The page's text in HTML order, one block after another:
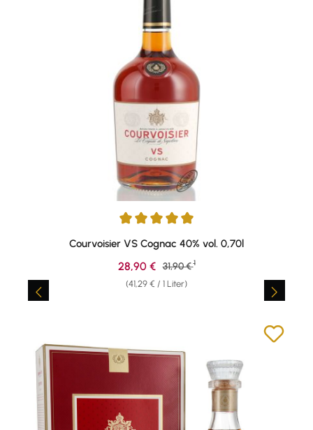
Durchschnittliche Bewertung von 4.89 von 5 Sternen
Courvoisier VS Cognac 40% vol. 0,70l
(41,29 € / 1 Liter)
Verkaufspreis:
28,90 € Regulärer Preis:
31,90 € 1